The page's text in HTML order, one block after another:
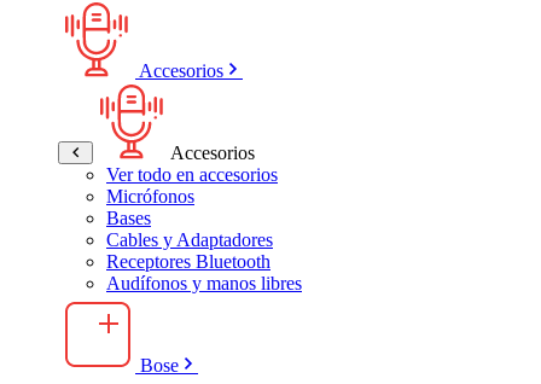
Accesorios
Accesorios
Ver todo en accesorios
Micrófonos
Bases
Cables y Adaptadores
Receptores Bluetooth
Audífonos y manos libres
Bose